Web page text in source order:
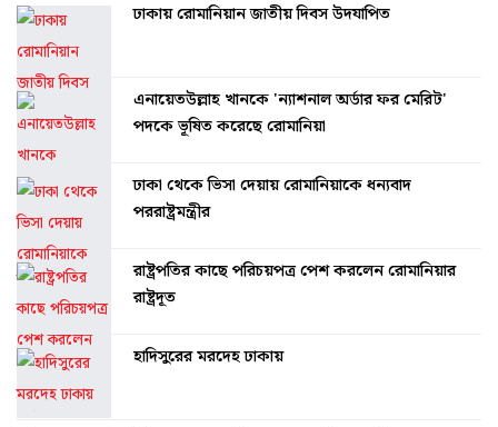
ঢাকায় রোমানিয়ান জাতীয় দিবস উদযাপিত
এনায়েতউল্লাহ খানকে 'ন্যাশনাল অর্ডার ফর মেরিট'
পদকে ভূষিত করেছে রোমানিয়া
ঢাকা থেকে ভিসা দেয়ায় রোমানিয়াকে ধন্যবাদ
পররাষ্ট্রমন্ত্রীর
রাষ্ট্রপতির কাছে পরিচয়পত্র পেশ করলেন রোমানিয়ার
রাষ্ট্রদূত
হাদিসুরের মরদেহ ঢাকায়